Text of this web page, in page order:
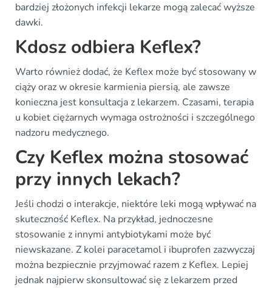
bardziej złożonych infekcji lekarze mogą zalecać wyższe
dawki.
Kdosz odbiera Keflex?
Warto również dodać, że Keflex może być stosowany w
ciąży oraz w okresie karmienia piersią, ale zawsze
konieczna jest konsultacja z lekarzem. Czasami, terapia
u kobiet ciężarnych wymaga ostrożności i szczególnego
nadzoru medycznego.
Czy Keflex można stosować
przy innych lekach?
Jeśli chodzi o interakcje, niektóre leki mogą wpływać na
skuteczność Keflex. Na przykład, jednoczesne
stosowanie z innymi antybiotykami może być
niewskazane. Z kolei paracetamol i ibuprofen zazwyczaj
można bezpiecznie przyjmować razem z Keflex. Lepiej
jednak najpierw skonsultować się z lekarzem przed